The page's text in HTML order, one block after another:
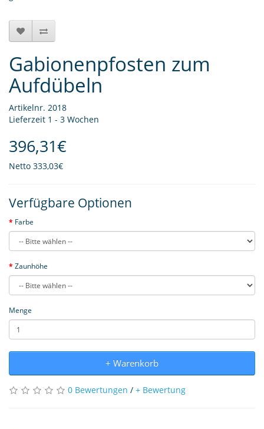
Gabionenpfosten zum
Aufdübeln
Artikelnr. 2018
Lieferzeit 1 - 3 Wochen
396,31€
Netto 333,03€
Verfügbare Optionen
Farbe
Zaunhöhe
Menge
+ Warenkorb
0 Bewertungen / + Bewertung